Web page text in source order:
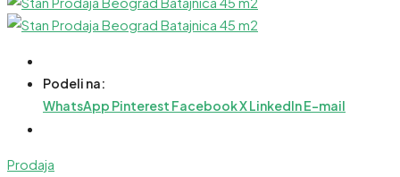
Podeli na:
WhatsApp Pinterest FacebookXLinkedInE-mail
Prodaja